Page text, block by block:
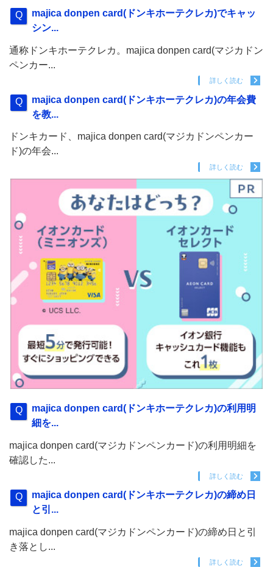
majica donpen card(ドンキホーテクレカ)でキャッ
シン...
通称ドンキホーテクレカ。majica donpen card(マジカドン
ペンカー...
詳しく読む
majica donpen card(ドンキホーテクレカ)の年会費
を教...
ドンキカード、majica donpen card(マジカドンペンカー
ド)の年会...
詳しく読む
majica donpen card(ドンキホーテクレカ)の利用明
細を...
majica donpen card(マジカドンペンカード)の利用明細を
確認した...
詳しく読む
majica donpen card(ドンキホーテクレカ)の締め日
と引...
majica donpen card(マジカドンペンカード)の締め日と引
き落とし...
詳しく読む